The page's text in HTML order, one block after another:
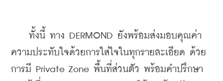
ทั้งนี้ ทาง DERMOND ยังพร้อมส่งมอบคุณค่า
ความประทับใจด้วยการใส่ใจในทุกรายละเอียด ด้วย
การมี
Private Zone พื้นที่ส่วนตัว พร้อมคำปรึกษา